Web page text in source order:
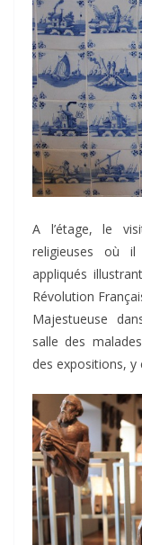
A l’étage, le
religieuses où il
appliqués
Révolution
Majestueuse
salle des
des expositions, y